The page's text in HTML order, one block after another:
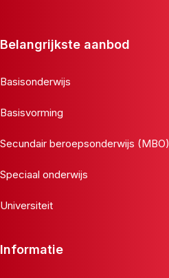
Belangrijkste aanbod
Basisonderwijs
Basisvorming
Secundair beroepsonderwijs (MBO)
Speciaal onderwijs
Universiteit
Informatie